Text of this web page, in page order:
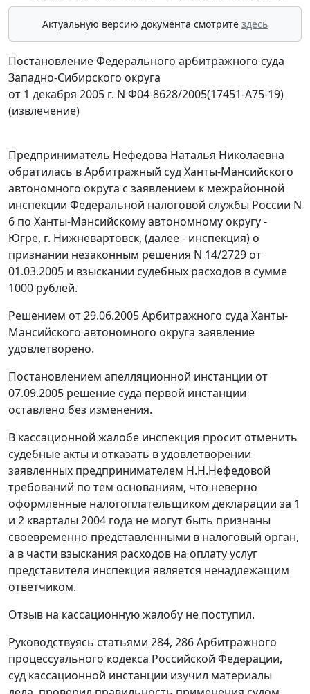
Актуальную версию документа смотрите здесь
Постановление Федерального арбитражного суда
Западно-Сибирского округа
от 1 декабря 2005 г. N Ф04-8628/2005(17451-А75-19)
(извлечение)
Предприниматель Нефедова Наталья Николаевна
обратилась в Арбитражный суд Ханты-Мансийского
автономного округа с заявлением к межрайонной
инспекции Федеральной налоговой службы России N
6 по Ханты-Мансийскому автономному округу -
Югре, г. Нижневартовск, (далее - инспекция) о
признании незаконным решения N 14/2729 от
01.03.2005 и взыскании судебных расходов в сумме
1000 рублей.
Решением от 29.06.2005 Арбитражного суда Ханты-
Мансийского автономного округа заявление
удовлетворено.
Постановлением апелляционной инстанции от
07.09.2005 решение суда первой инстанции
оставлено без изменения.
В кассационной жалобе инспекция просит отменить
судебные акты и отказать в удовлетворении
заявленных предпринимателем Н.Н.Нефедовой
требований по тем основаниям, что неверно
оформленные налогоплательщиком декларации за 1
и 2 кварталы 2004 года не могут быть признаны
своевременно представленными в налоговый орган,
а в части взыскания расходов на оплату услуг
представителя инспекция является ненадлежащим
ответчиком.
Отзыв на кассационную жалобу не поступил.
Руководствуясь статьями 284, 286Арбитражного
процессуального кодекса Российской Федерации,
суд кассационной инстанции изучил материалы